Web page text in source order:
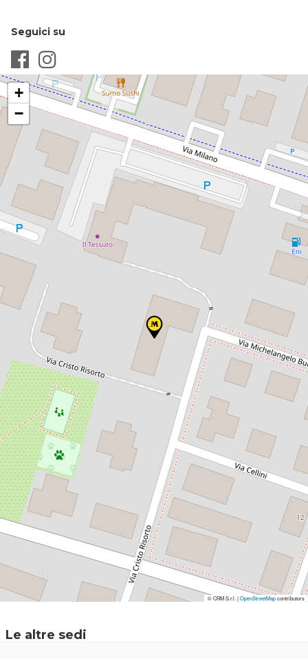
Seguici su
+
−
© CRM S.r.l. |OpenStreetMapcontributors
© CRM S.r.l. |OpenStreetMapcontributors
Le altre sedi